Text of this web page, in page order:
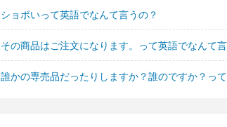
ショボいって英語でなんて言うの？
その商品はご注文になります。って英語でなんて
誰かの専売品だったりしますか？誰のですか？っ